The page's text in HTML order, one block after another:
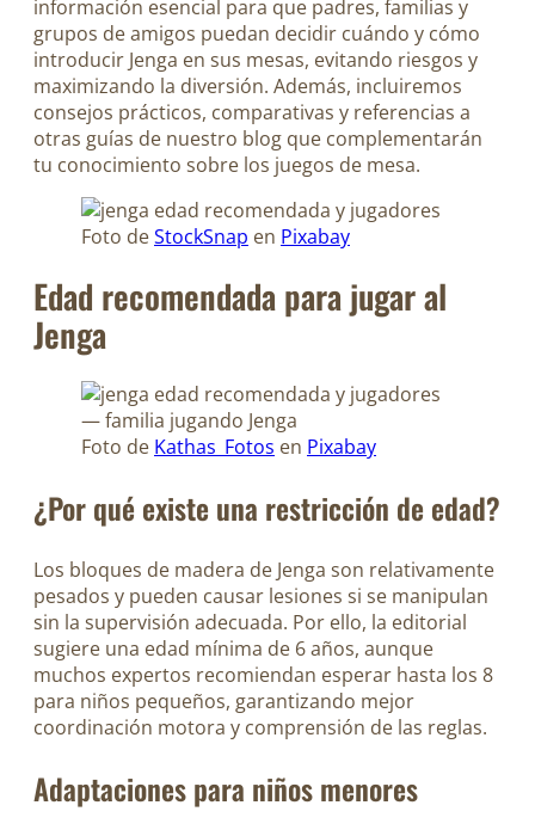
información esencial para que padres, familias y
grupos de amigos puedan decidir cuándo y cómo
introducir Jenga en sus mesas, evitando riesgos y
maximizando la diversión. Además, incluiremos
consejos prácticos, comparativas y referencias a
otras guías de nuestro blog que complementarán
tu conocimiento sobre los juegos de mesa.
Foto deStockSnap en Pixabay
Edad recomendada para jugar al
Jenga
Foto de Kathas_Fotos en Pixabay
¿Por qué existe una restricción de edad?
Los bloques de madera de Jenga son relativamente
pesados y pueden causar lesiones si se manipulan
sin la supervisión adecuada. Por ello, la editorial
sugiere una edad mínima de 6 años, aunque
muchos expertos recomiendan esperar hasta los 8
para niños pequeños, garantizando mejor
coordinación motora y comprensión de las reglas.
Adaptaciones para niños menores